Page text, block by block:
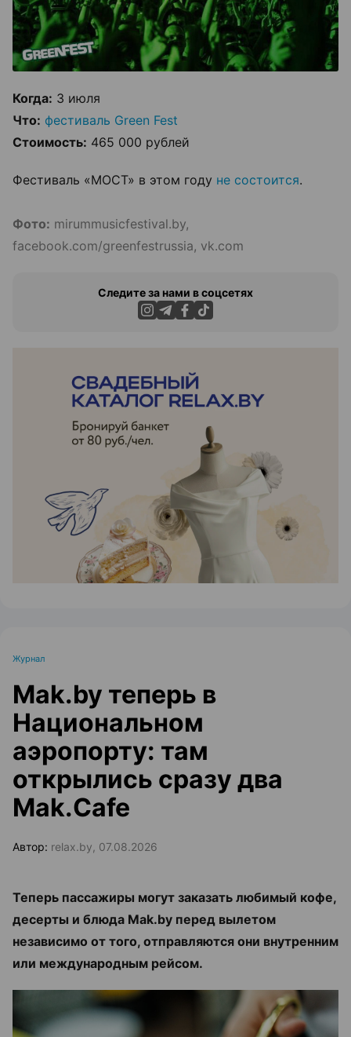
Когда: 3 июля
Что: фестиваль Green Fest
Стоимость: 465 000 рублей
Фестиваль «МОСТ» в этом году не состоится.
Фото: mirummusicfestival.by,
facebook.com/greenfestrussia, vk.com
Следите за нами в соцсетях
ЭФФЕКТИВНАЯ РЕКЛАМА НА САЙТЕ
Журнал
Mak.by теперь в
Национальном
аэропорту: там
открылись сразу два
Mak.Cafe
Автор: relax.by, 07.08.2026
Теперь пассажиры могут заказать любимый кофе,
десерты и блюда Mak.by перед вылетом
независимо от того, отправляются они внутренним
или международным рейсом.